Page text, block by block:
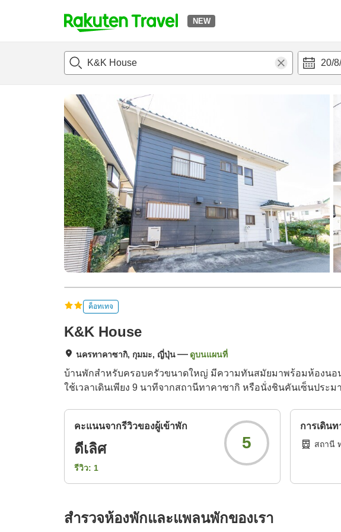
NEW
t
p
a
g
e
_
s
e
a
r
c
h
20/
แนะนำที่พัก ห้องพักและแพลนพัก สิ่่งอำนวยความสะดวก
ค็อทเทจ
K&K House
นครทาคาซากิ, กุมมะ, ญี่ปุ่น ดูบนแผนที่
บ้านพักสำหรับครอบครัวขนาดใหญ่ มีความทันสมัยมาพร้อมห้องนอ
ใช้เวลาเดินเพียง 9 นาทีจากสถานีทาคาซากิ หรือนั่งชินคันเซ็นประ
คะแนนจากรีวิวของผู้เข้าพัก
ดีเลิศ
รีวิว: 1
5
การเดินท
สถานี
สำรวจห้องพักและแพลนพักของเรา